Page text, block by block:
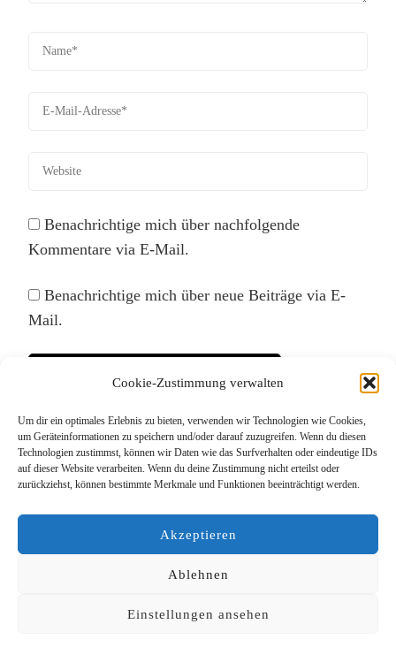
Cookie-Zustimmung verwalten
Um dir ein optimales Erlebnis zu bieten, verwenden wir Technologien wie Cookies,
um Geräteinformationen zu speichern und/oder darauf zuzugreifen. Wenn du diesen
Technologien zustimmst, können wir Daten wie das Surfverhalten oder eindeutige IDs
auf dieser Website verarbeiten. Wenn du deine Zustimmung nicht erteilst oder
zurückziehst, können bestimmte Merkmale und Funktionen beeinträchtigt werden.
Akzeptieren
Ablehnen
Einstellungen ansehen
Benachrichtige mich über nachfolgende
Kommentare via E-Mail.
Benachrichtige mich über neue Beiträge via E-
Mail.
Diese Website verwendet Akismet, um Spam zu
reduzieren.Erfahre, wie deine Kommentardaten
verarbeitet werden.